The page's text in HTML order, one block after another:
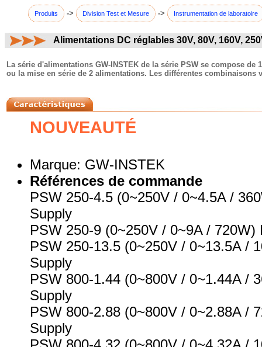
Produits -> Division Test et Mesure -> Instrumentation de laboratoire
Alimentations DC réglables 30V, 80V, 160V,
La série d'alimentations GW-INSTEK de la série PSW se compose
ou la mise en série de 2 alimentations. Les différentes
NOUVEAUTÉ
Marque: GW-INSTEK
Références de commande
PSW 250-4.5 (0~250V / 0~4.5A /
Supply
PSW 250-9 (0~250V / 0~9A /
PSW 250-13.5 (0~250V / 0~13.5A /
Supply
PSW 800-1.44 (0~800V / 0~1.44A /
Supply
PSW 800-2.88 (0~800V / 0~2.88A /
Supply